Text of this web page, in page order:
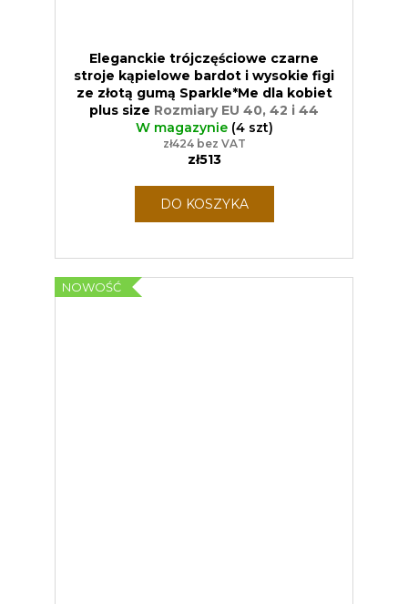
Eleganckie trójczęściowe czarne
stroje kąpielowe bardot i wysokie figi
ze złotą gumą Sparkle*Me dla kobiet
plus size Rozmiary EU 40, 42 i 44
W magazynie (4 szt)
zł424 bez VAT
zł513
DO KOSZYKA
NOWOŚĆ